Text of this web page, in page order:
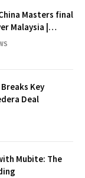
Masters final
Malaysia |
Key
Deal
Mubite: The